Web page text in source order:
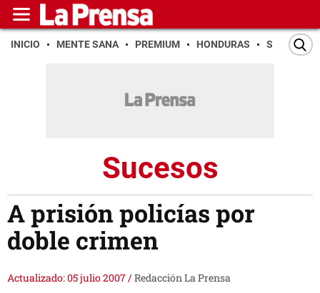
INICIO MENTE SANA PREMIUM HONDURAS SAN PEDRO
Sucesos
A prisión policías por
doble crimen
Actualizado: 05 julio 2007/Redacción La Prensa